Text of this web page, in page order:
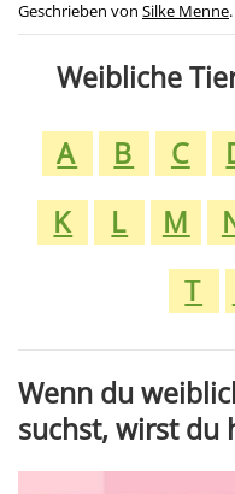
Geschrieben von Silke Menne.
Weibliche
A
B C
K
L M
T
Wenn du
suchst, wirst du